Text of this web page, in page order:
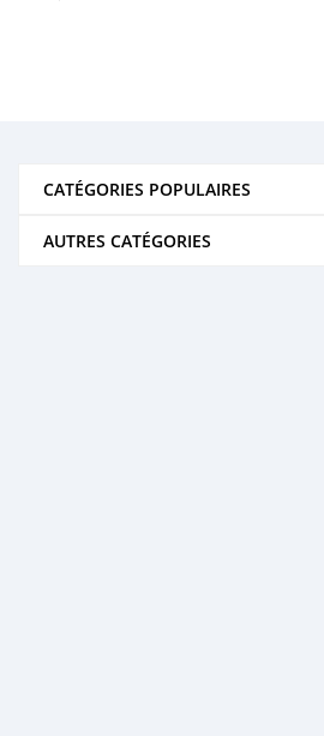
CATÉGORIES POPULAIRES
AUTRES CATÉGORIES